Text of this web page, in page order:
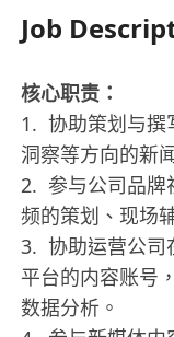
Job
核心职责：
1. 协助策划与撰
洞察等方向的新
2. 参与公司品牌
频的策划、现场
3. 协助运营公司
平台的内容账号
数据分析。